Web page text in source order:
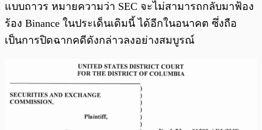
แบบถาวร หมายความว่า SEC จะไม่สามารถกลับมาฟ้อง
ร้อง Binance ในประเด็นเดิมนี้ ได้อีกในอนาคต ซึ่งถือ
เป็นการปิดฉากคดีดังกล่าวลงอย่างสมบูรณ์